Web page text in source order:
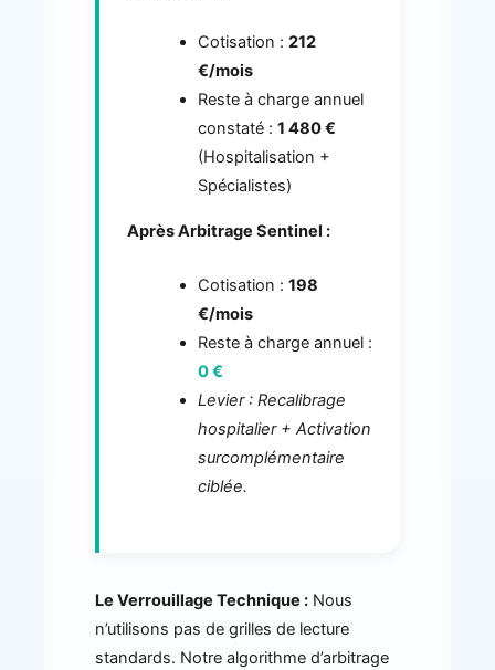
Cotisation : 212
€/mois
Reste à charge annuel
constaté : 1 480 €
(Hospitalisation +
Spécialistes)
Après Arbitrage Sentinel :
Cotisation : 198
€/mois
Reste à charge annuel :
0 €
Levier : Recalibrage
hospitalier + Activation
surcomplémentaire
ciblée.
Le Verrouillage Technique : Nous
n’utilisons pas de grilles de lecture
standards. Notre algorithme d’arbitrage